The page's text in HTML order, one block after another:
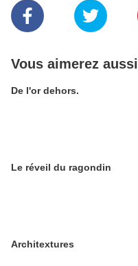
Vous aimerez aussi
De l'or dehors.
Le réveil du ragondin
Architextures